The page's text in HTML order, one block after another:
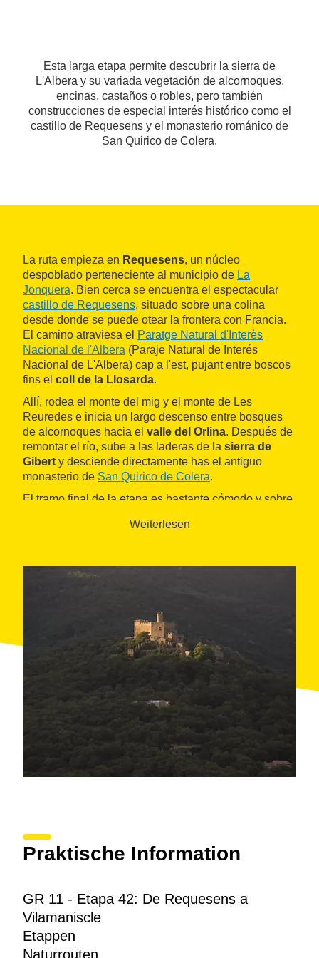
Esta larga etapa permite descubrir la sierra de
L'Albera y su variada vegetación de alcornoques,
encinas, castaños o robles, pero también
construcciones de especial interés histórico como el
castillo de Requesens y el monasterio románico de
San Quirico de Colera.
La ruta empieza en Requesens, un núcleo
despoblado perteneciente al municipio de La
Jonquera. Bien cerca se encuentra el espectacular
castillo de Requesens, situado sobre una colina
desde donde se puede otear la frontera con Francia.
El camino atraviesa el Paratge Natural d'Interès
Nacional de l'Albera (Paraje Natural de Interés
Nacional de L'Albera) cap a l'est, pujant entre boscos
fins el coll de la Llosarda.
Allí, rodea el monte del mig y el monte de Les
Reuredes e inicia un largo descenso entre bosques
de alcornoques hacia el valle del Orlina. Después de
remontar el río, sube a las laderas de la sierra de
Gibert y desciende directamente has el antiguo
monasterio de San Quirico de Colera.
El tramo final de la etapa es bastante cómodo y sobre
desviarse a continuación a la izquierda hasta
Weiterlesen
Praktische Information
GR 11 - Etapa 42: De Requesens a
Vilamaniscle
Etappen
Naturrouten